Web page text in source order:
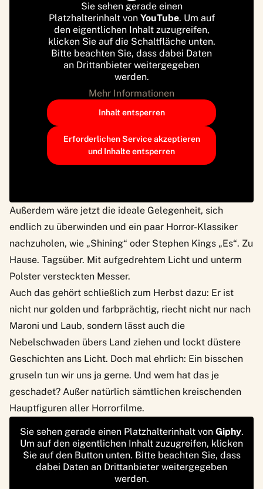
Sie sehen gerade einen
Platzhalterinhalt von YouTube. Um auf
den eigentlichen Inhalt zuzugreifen,
klicken Sie auf die Schaltfläche unten.
Bitte beachten Sie, dass dabei Daten
an Drittanbieter weitergegeben
werden.
Mehr Informationen
Inhalt entsperren
Erforderlichen Service akzeptieren
und Inhalte entsperren
Außerdem wäre jetzt die ideale Gelegenheit, sich
endlich zu überwinden und ein paar Horror-Klassiker
nachzuholen, wie „Shining“ oder Stephen Kings „Es“. Zu
Hause. Tagsüber. Mit aufgedrehtem Licht und unterm
Polster versteckten Messer.
Auch das gehört schließlich zum Herbst dazu: Er ist
nicht nur golden und farbprächtig, riecht nicht nur nach
Maroni und Laub, sondern lässt auch die
Nebelschwaden übers Land ziehen und lockt düstere
Geschichten ans Licht. Doch mal ehrlich: Ein bisschen
gruseln tun wir uns ja gerne. Und wem hat das je
geschadet? Außer natürlich sämtlichen kreischenden
Hauptfiguren aller Horrorfilme.
Sie sehen gerade einen Platzhalterinhalt von Giphy.
Um auf den eigentlichen Inhalt zuzugreifen, klicken
Sie auf den Button unten. Bitte beachten Sie, dass
dabei Daten an Drittanbieter weitergegeben
werden.